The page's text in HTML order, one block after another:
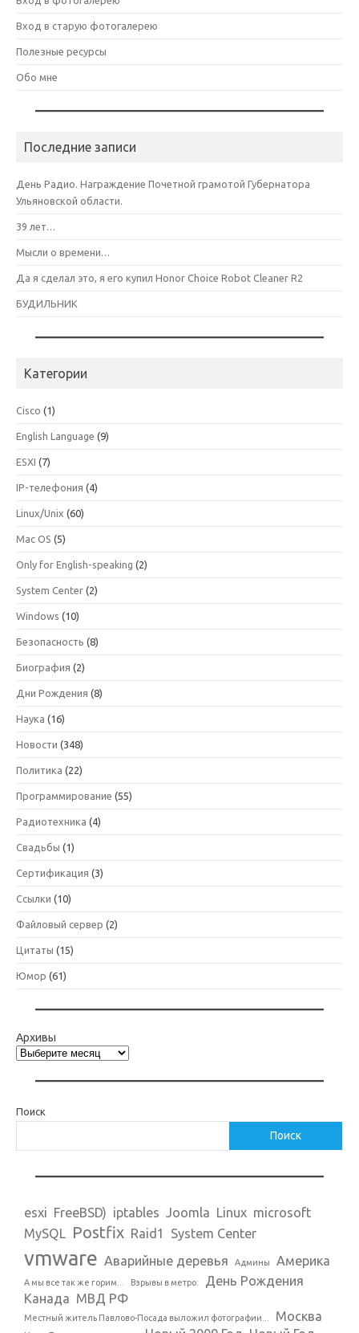
Вход в старую фотогалерею
Полезные ресурсы
Обо мне
Последние записи
День Радио. Награждение Почетной грамотой Губернатора
Ульяновской области.
39 лет…
Мысли о времени…
Да я сделал это, я его купил Honor Choice Robot Cleaner R2
БУДИЛЬНИК
Категории
Cisco (1)
English Language (9)
ESXI (7)
IP-телефония (4)
Linux/Unix (60)
Mac OS (5)
Only for English-speaking (2)
System Center (2)
Windows (10)
Безопасность (8)
Биография (2)
Дни Рождения (8)
Наука (16)
Новости (348)
Политика (22)
Программирование (55)
Радиотехника (4)
Свадьбы (1)
Сертификация (3)
Ссылки (10)
Файловый сервер (2)
Цитаты (15)
Юмор (61)
Архивы
Поиск
Поиск
esxi FreeBSD) iptables Joomla Linux microsoft
MySQL Postfix Raid1 System Center
vmware Аварийные деревья Админы Америка
А мы все так же горим... Взрывы в метро:
День Рождения
Канада МВД РФ
Местный житель Павлово-Посада выложил фотографии... Москва